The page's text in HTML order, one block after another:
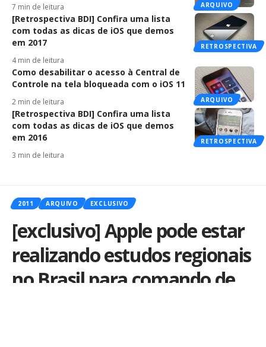
ARQUIVO
7 min de leitura
RETROSPECTIVA
[Retrospectiva BDI] Confira uma lista
com todas as dicas de iOS que demos
em 2017
4 min de leitura
ARQUIVO
Como desabilitar o acesso à Central de
Controle na tela bloqueada com o iOS 11
2 min de leitura
RETROSPECTIVA
[Retrospectiva BDI] Confira uma lista
com todas as dicas de iOS que demos
em 2016
3 min de leitura
2011 ARQUIVO EXCLUSIVO
[exclusivo] Apple pode estar
realizando estudos regionais
no Brasil para comando de